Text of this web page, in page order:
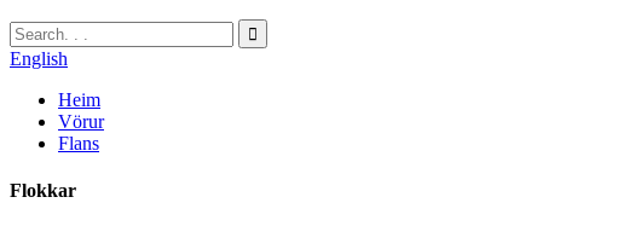
English
Heim
Vörur
Flans
Flokkar